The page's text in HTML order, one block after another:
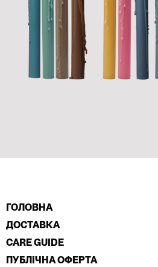
ГОЛОВНА
ДОСТАВКА
CARE GUIDE
ПУБЛІЧНА ОФЕРТА